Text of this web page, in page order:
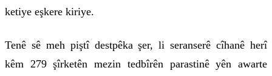
ketiye eşkere kiriye.
Tenê sê meh piştî destpêka şer, li seranserê cîhanê herî
kêm 279 şîrketên mezin tedbîrên parastinê yên awarte